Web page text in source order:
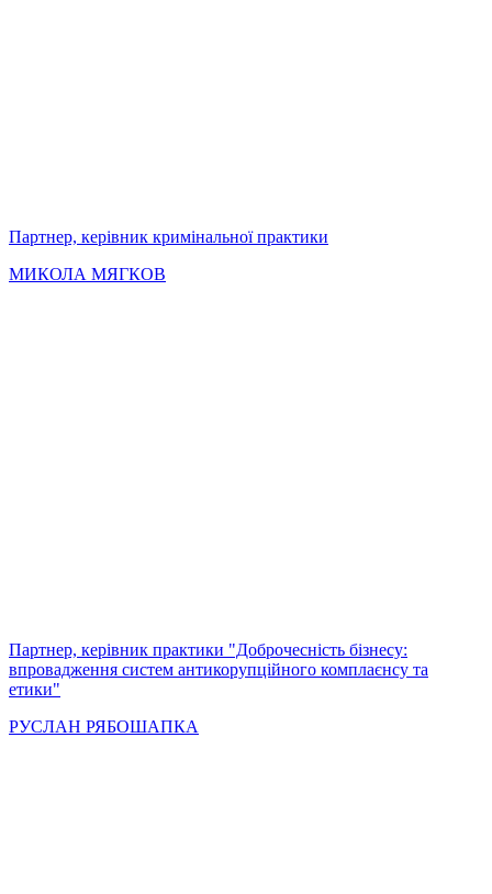
Партнер, керівник кримінальної практики
МИКОЛА МЯГКОВ
Партнер, керівник практики "Доброчесність бізнесу:
впровадження систем антикорупційного комплаєнсу та
етики"
РУСЛАН РЯБОШАПКА